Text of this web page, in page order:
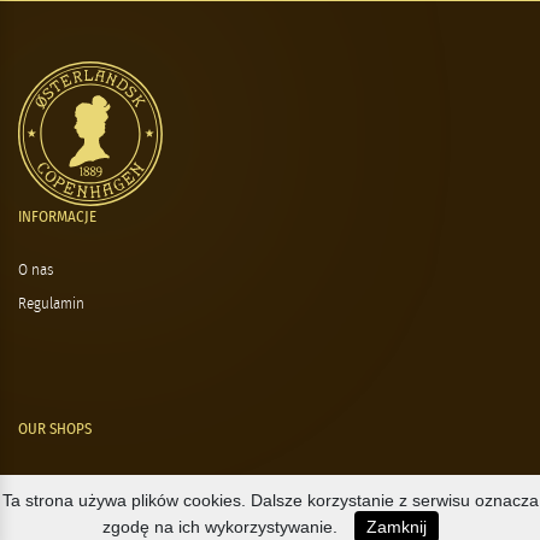
INFORMACJE
O nas
Regulamin
OUR SHOPS
Nørre Voldgade 9 (Nørreport)
Magasin, Kgs. Nytorv
Ta strona używa plików cookies. Dalsze korzystanie z serwisu oznacza
zgodę na ich wykorzystywanie.
Zamknij